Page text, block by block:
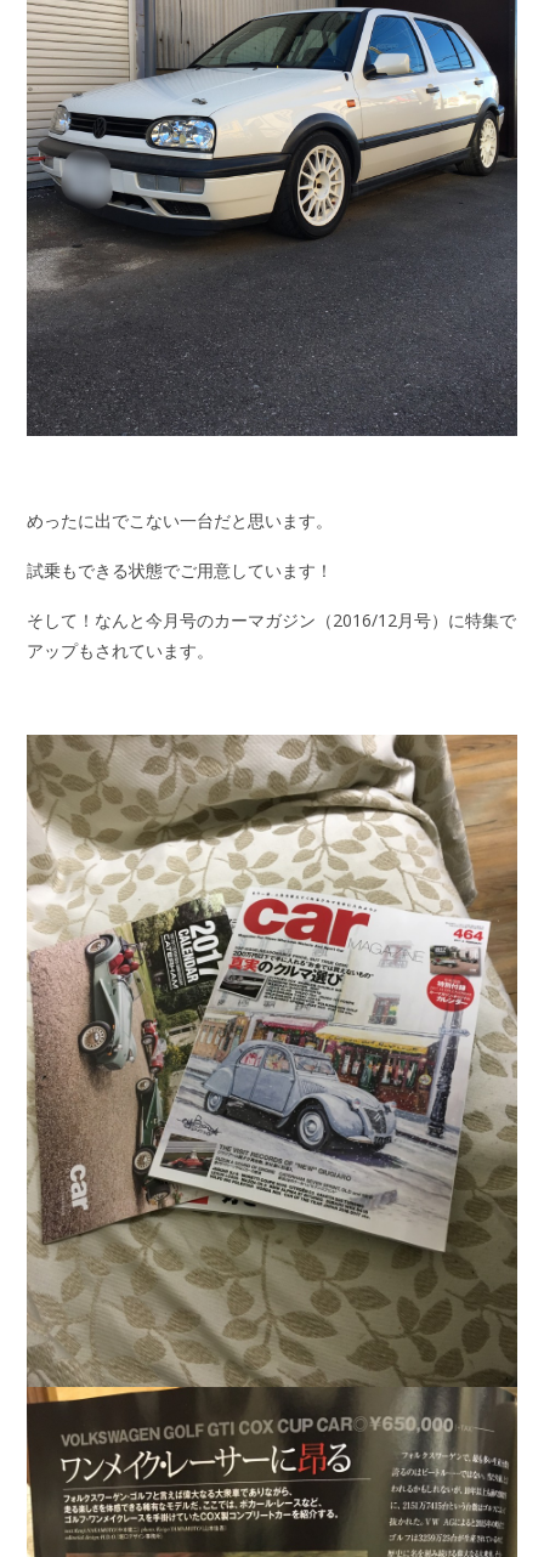
めったに出でこない一台だと思います。
試乗もできる状態でご用意しています！
そして！なんと今月号のカーマガジン（2016/12月号）に特集で
アップもされています。